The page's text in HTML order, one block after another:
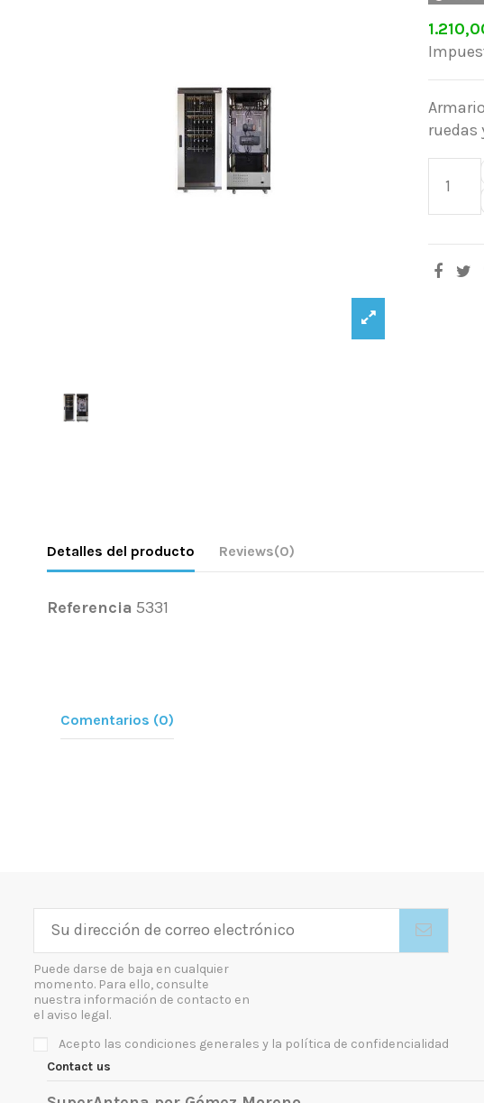
ruedas
Detalles del producto Reviews(0)
Referencia 5331
Comentarios (0)
Puede darse de baja en cualquier
momento. Para ello, consulte
nuestra información de contacto en
el aviso legal.
Acepto las condiciones generales y la política de confidencialidad
Contact us